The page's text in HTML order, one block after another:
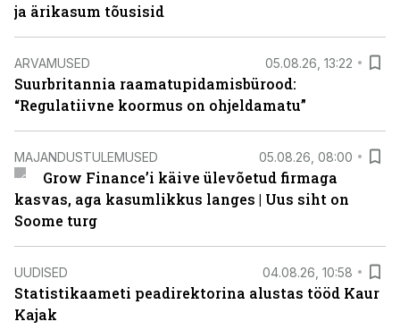
ja ärikasum tõusisid
ARVAMUSED 05.08.26, 13:22
Suurbritannia raamatupidamisbürood:
“Regulatiivne koormus on ohjeldamatu”
MAJANDUSTULEMUSED 05.08.26, 08:00
Grow Finance’i käive ülevõetud firmaga
kasvas, aga kasumlikkus langes | Uus siht on
Soome turg
UUDISED 04.08.26, 10:58
Statistikaameti peadirektorina alustas tööd Kaur
Kajak